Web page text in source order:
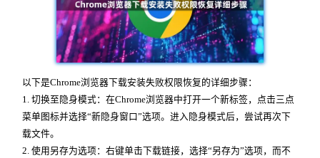
以下是Chrome浏览器下载安装失败权限恢复的详细步骤：
1. 切换至隐身模式：在Chrome浏览器中打开一个新标签，点击三点
菜单图标并选择“新隐身窗口”选项。进入隐身模式后，尝试再次下
载文件。
2. 使用另存为选项：右键单击下载链接，选择“另存为”选项，而不